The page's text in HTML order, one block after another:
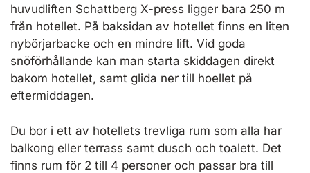
huvudliften Schattberg X-press ligger bara 250 m
från hotellet. På baksidan av hotellet finns en liten
nybörjarbacke och en mindre lift. Vid goda
snöförhållande kan man starta skiddagen direkt
bakom hotellet, samt glida ner till hoellet på
eftermiddagen.
Du bor i ett av hotellets trevliga rum som alla har
balkong eller terrass samt dusch och toalett. Det
finns rum för 2 till 4 personer och passar bra till